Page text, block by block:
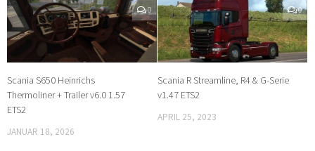
0
Scania S650 Heinrichs
Thermoliner + Trailer v6.0 1.57
ETS2
JANUAR 18, 2026
0
Scania R Streamline, R4 & G-Serie
v1.47 ETS2
APRIL 25, 2023